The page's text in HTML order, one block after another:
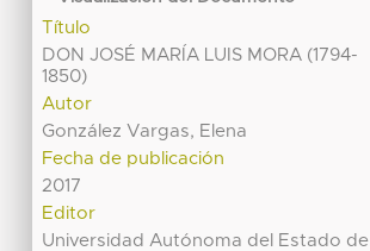
Título
DON JOSÉ MARÍA LUIS MORA (1794-
1850)
Autor
González Vargas, Elena
Fecha de publicación
2017
Editor
Universidad Autónoma del Estado de